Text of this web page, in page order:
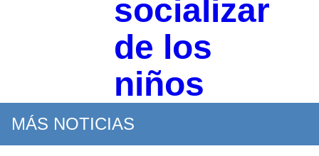
socializar
de los
niños
MÁS NOTICIAS